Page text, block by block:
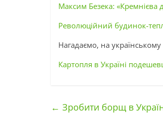
Максим Безека: «Кремнієва
Революційний будинок-
Нагадаємо, на
Картопля в Україні
← Зробити борщ в